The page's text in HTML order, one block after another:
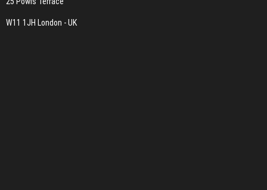
W11 1JH London - UK